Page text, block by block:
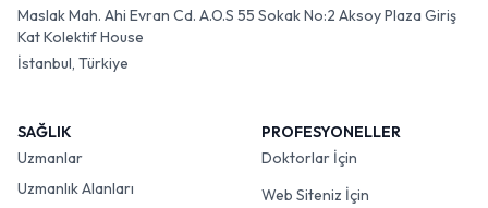
Maslak Mah. Ahi Evran Cd. A.O.S 55 Sokak No:2 Aksoy Plaza Giriş
Kat Kolektif House
İstanbul, Türkiye
SAĞLIK
Uzmanlar
Uzmanlık Alanları
PROFESYONELLER
Doktorlar İçin
Web Siteniz İçin